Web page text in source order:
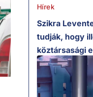
Hírek
Szikra
tudják, hogy
köztársasági